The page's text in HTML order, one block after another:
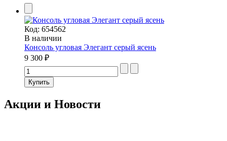
Код: 654562
В наличии
Консоль угловая Элегант серый ясень
9 300 ₽
Акции и Новости